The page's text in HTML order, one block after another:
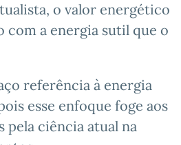
o valor energético
com a energia sutil que o
referência à energia
esse enfoque foge aos
pela ciência atual na